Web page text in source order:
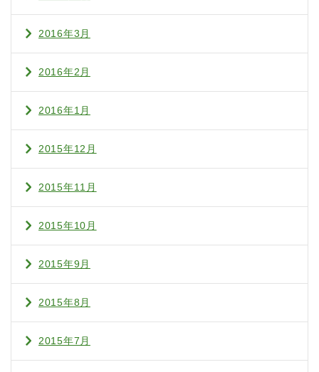
2016年3月
2016年2月
2016年1月
2015年12月
2015年11月
2015年10月
2015年9月
2015年8月
2015年7月